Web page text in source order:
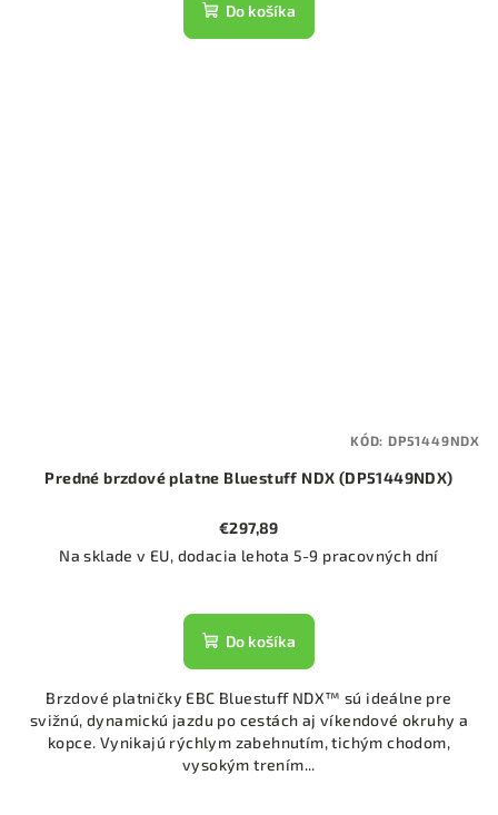
Do košíka
Predné brzdové platne Bluestuff NDX (DP51449NDX)
€297,89
Na sklade v EU, dodacia lehota 5-9 pracovných dní
Do košíka
Brzdové platničky EBC Bluestuff NDX™ sú ideálne pre
svižnú, dynamickú jazdu po cestách aj víkendové okruhy a
kopce. Vynikajú rýchlym zabehnutím, tichým chodom,
vysokým trením...
KÓD: DP51449NDX